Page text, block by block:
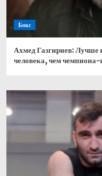
Бокс
Ахмед Газгириев: Лучше
человека, чем чемпиона-